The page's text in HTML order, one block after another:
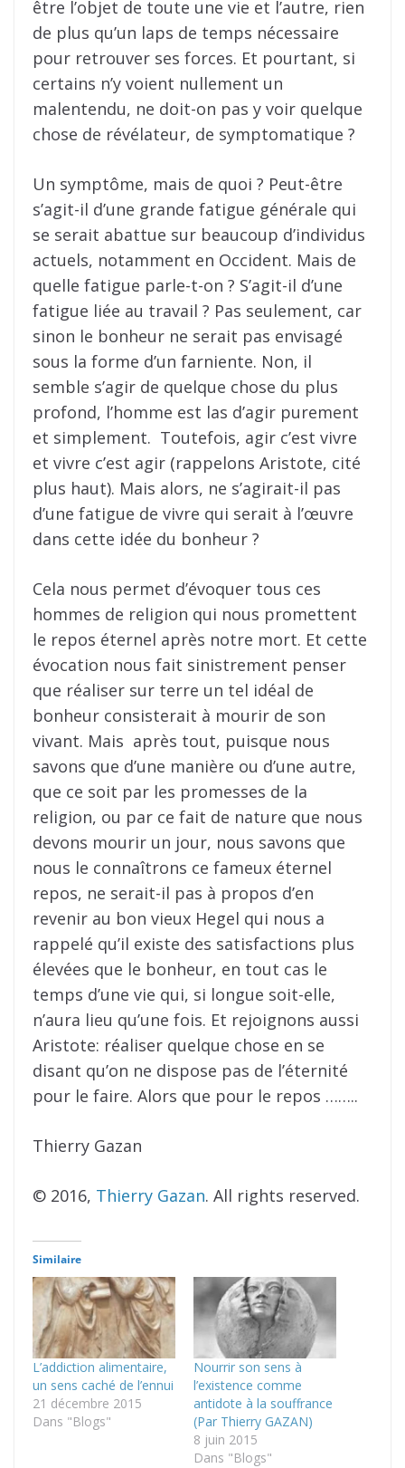
être l’objet de toute une vie et l’autre, rien
de plus qu’un laps de temps nécessaire
pour retrouver ses forces. Et pourtant, si
certains n’y voient nullement un
malentendu, ne doit-on pas y voir quelque
chose de révélateur, de symptomatique ?
Un symptôme, mais de quoi ? Peut-être
s’agit-il d’une grande fatigue générale qui
se serait abattue sur beaucoup d’individus
actuels, notamment en Occident. Mais de
quelle fatigue parle-t-on ? S’agit-il d’une
fatigue liée au travail ? Pas seulement, car
sinon le bonheur ne serait pas envisagé
sous la forme d’un farniente. Non, il
semble s’agir de quelque chose du plus
profond, l’homme est las d’agir purement
et simplement. Toutefois, agir c’est vivre
et vivre c’est agir (rappelons Aristote, cité
plus haut). Mais alors, ne s’agirait-il pas
d’une fatigue de vivre qui serait à l’œuvre
dans cette idée du bonheur ?
Cela nous permet d’évoquer tous ces
hommes de religion qui nous promettent
le repos éternel après notre mort. Et cette
évocation nous fait sinistrement penser
que réaliser sur terre un tel idéal de
bonheur consisterait à mourir de son
vivant. Mais après tout, puisque nous
savons que d’une manière ou d’une autre,
que ce soit par les promesses de la
religion, ou par ce fait de nature que nous
devons mourir un jour, nous savons que
nous le connaîtrons ce fameux éternel
repos, ne serait-il pas à propos d’en
revenir au bon vieux Hegel qui nous a
rappelé qu’il existe des satisfactions plus
élevées que le bonheur, en tout cas le
temps d’une vie qui, si longue soit-elle,
n’aura lieu qu’une fois. Et rejoignons aussi
Aristote: réaliser quelque chose en se
disant qu’on ne dispose pas de l’éternité
pour le faire. Alors que pour le repos ……..
Thierry Gazan
© 2016, Thierry Gazan. All rights reserved.
Similaire
L’addiction alimentaire,
un sens caché de l’ennui
21 décembre 2015
Dans "Blogs"
Nourrir son sens à
l’existence comme
antidote à la souffrance
(Par Thierry GAZAN)
8 juin 2015
Dans "Blogs"